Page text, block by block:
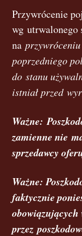
Przywrócenie
wg utrwalonego
na
poprzedniego
do stanu
istniał przed
Ważne:
zamienne nie
sprzedawcy
Ważne:
faktycznie
przez